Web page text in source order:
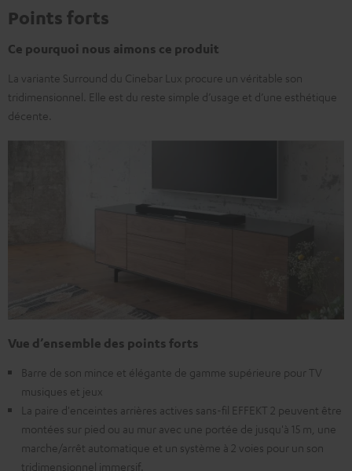
Points forts
Ce pourquoi nous aimons ce produit
La variante Surround du Cinebar Lux procure un véritable son
tridimensionnel. Elle est du reste simple d’usage et d’une esthétique
décente.
Vue d’ensemble des points forts
Barre de son mince et élégante de gamme supérieure pour TV
musiques et jeux
La paire d'enceintes arrières actives sans-fil EFFEKT 2 peuvent être
montées sur pied ou au mur avec une portée de jusqu'à 15 m, une
marche/arrêt automatique et un système à 2 voies pour un son
tridimensionnel immersif.